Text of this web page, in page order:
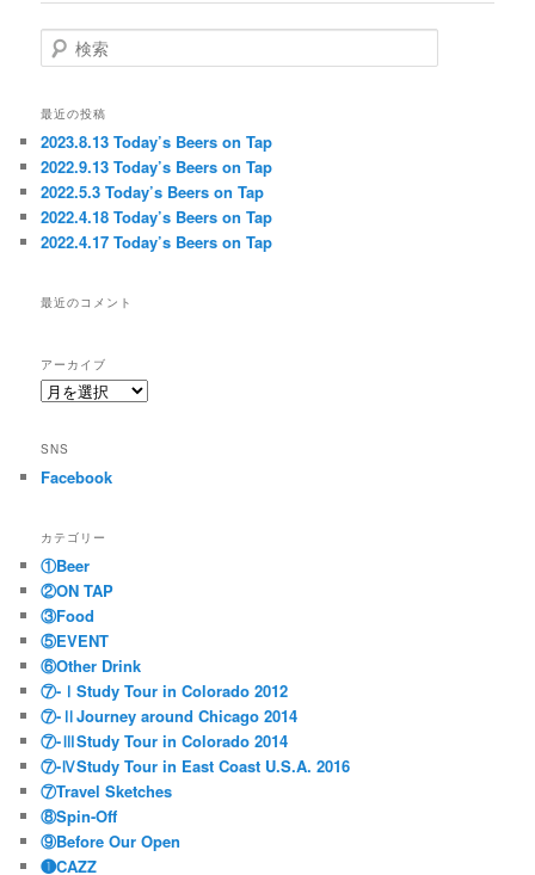
検
索
最近の投稿
2023.8.13 Today’s Beers on Tap
2022.9.13 Today’s Beers on Tap
2022.5.3 Today’s Beers on Tap
2022.4.18 Today’s Beers on Tap
2022.4.17 Today’s Beers on Tap
最近のコメント
アーカイブ
ア
イ
ブ
SNS
Facebook
カテゴリー
①Beer
②ON TAP
③Food
⑤EVENT
⑥Other Drink
⑦-ⅠStudy Tour in Colorado 2012
⑦-ⅡJourney around Chicago 2014
⑦-ⅢStudy Tour in Colorado 2014
⑦-ⅣStudy Tour in East Coast U.S.A. 2016
⑦Travel Sketches
⑧Spin-Off
⑨Before Our Open
❶CAZZ